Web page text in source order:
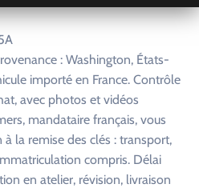
: Washington, États-
importé en France. Contrôle
avec photos et vidéos
mandataire français, vous
la remise des clés : transport,
compris. Délai
en atelier, révision, livraison